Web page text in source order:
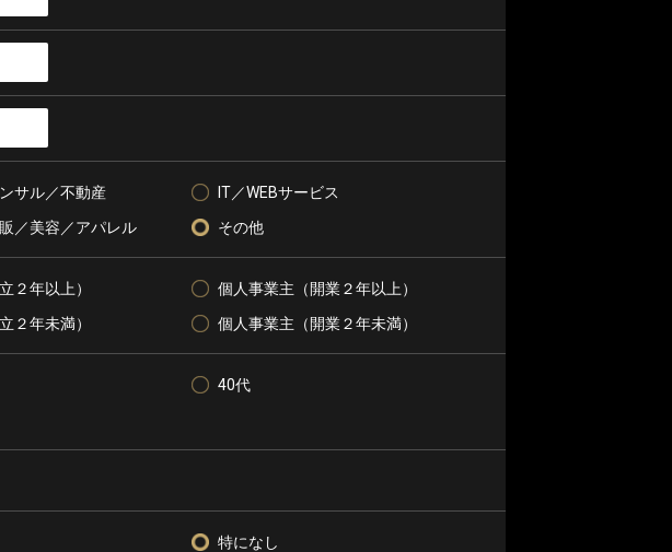
サル／不動産
IT／WEBサービス
／美容／アパレル その他
２年以上）
個人事業主（開業２年以上）
２年未満） 個人事業主（開業２年未満）
40代
特になし